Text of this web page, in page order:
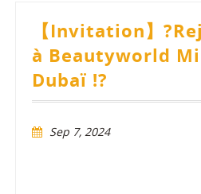
【Invitation】
à Beautyworld
Dubaï !?
Sep 7, 2024